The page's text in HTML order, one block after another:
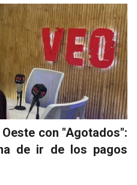
con "Agotados":
de ir de los pagos